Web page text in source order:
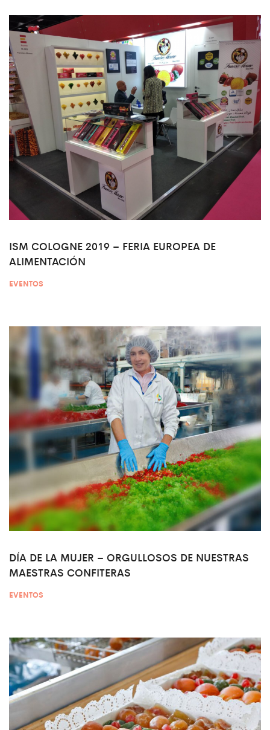
ISM COLOGNE 2019 – FERIA EUROPEA DE
ALIMENTACIÓN
EVENTOS
DÍA DE LA MUJER – ORGULLOSOS DE NUESTRAS
MAESTRAS CONFITERAS
EVENTOS